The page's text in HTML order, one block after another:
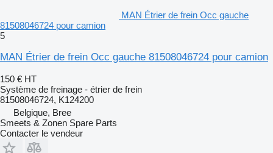
MAN Étrier de frein Occ gauche
81508046724 pour camion
5
MAN Étrier de frein Occ gauche 81508046724 pour camion
150 € HT
Système de freinage - étrier de frein
81508046724, K124200
Belgique, Bree
Smeets & Zonen Spare Parts
Contacter le vendeur